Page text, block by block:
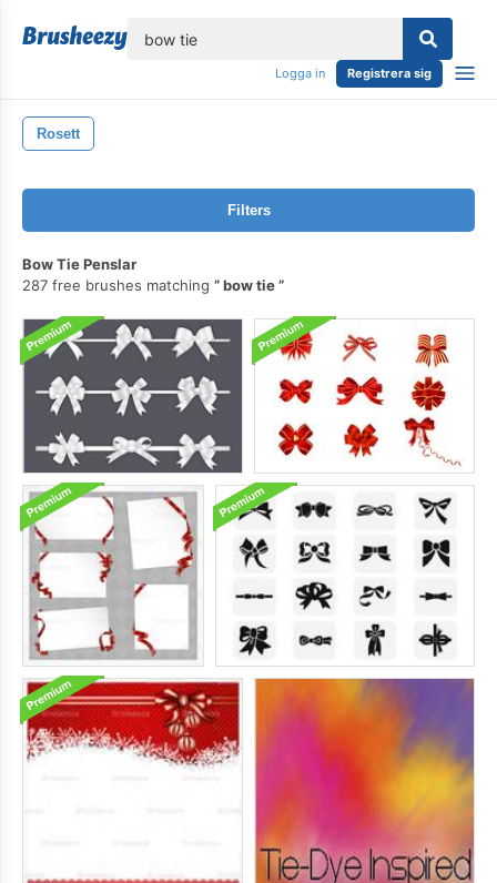
Logga in Registrera sig
Rosett
Filters
Bow Tie Penslar
287 free brushes matching
bow tie